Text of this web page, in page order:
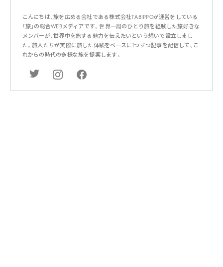
こんにちは、旅を広める会社である株式会社TABIPPOが運営をしている
「旅」の総合WEBメディアです。世界一周のひとり旅を経験した旅好きな
メンバーが、世界中を旅する魅力を伝えたいという想いで設立しまし
た。旅人たちが実際に旅した体験をベースに1つずつ記事を配信して、こ
れからの時代の多様な旅を提案します。